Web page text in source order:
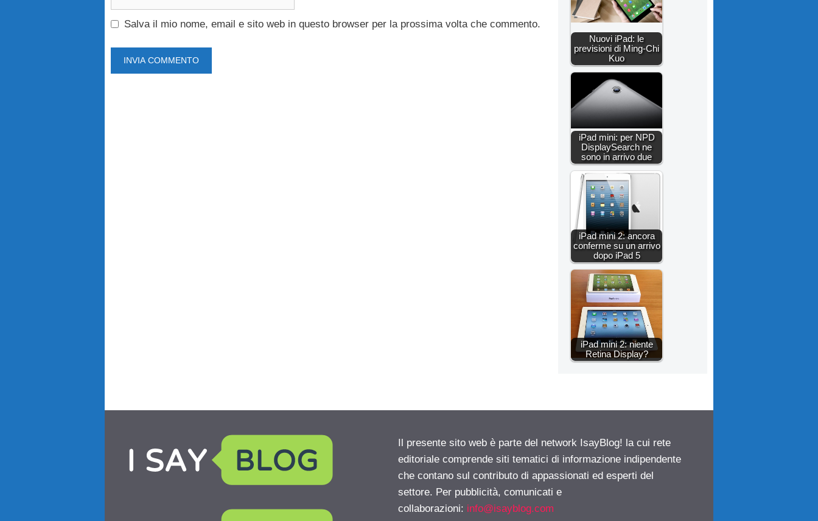
Salva il mio nome, email e sito web in questo browser per la prossima volta che commento.
Nuovi iPad: le
previsioni di Ming-Chi
Kuo
iPad mini: per NPD
DisplaySearch ne
sono in arrivo due
iPad mini 2: ancora
conferme su un arrivo
dopo iPad 5
iPad mini 2: niente
Retina Display?
Il presente sito web è parte del network IsayBlog! la cui rete
editoriale comprende siti tematici di informazione indipendente
che contano sul contributo di appassionati ed esperti del
settore. Per pubblicità, comunicati e
collaborazioni: info@isayblog.com